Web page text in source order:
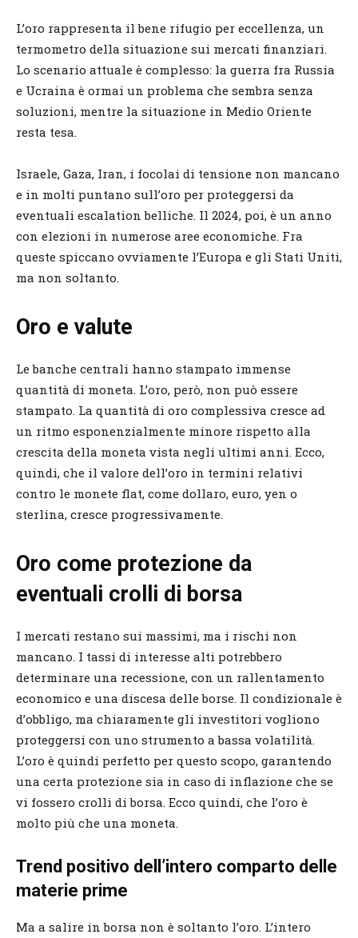
L’oro rappresenta il bene rifugio per eccellenza, un
termometro della situazione sui mercati finanziari.
Lo scenario attuale è complesso: la guerra fra Russia
e Ucraina è ormai un problema che sembra senza
soluzioni, mentre la situazione in Medio Oriente
resta tesa.
Israele, Gaza, Iran, i focolai di tensione non mancano
e in molti puntano sull’oro per proteggersi da
eventuali escalation belliche. Il 2024, poi, è un anno
con elezioni in numerose aree economiche. Fra
queste spiccano ovviamente l’Europa e gli Stati Uniti,
ma non soltanto.
Oro e valute
Le banche centrali hanno stampato immense
quantità di moneta. L’oro, però, non può essere
stampato. La quantità di oro complessiva cresce ad
un ritmo esponenzialmente minore rispetto alla
crescita della moneta vista negli ultimi anni. Ecco,
quindi, che il valore dell’oro in termini relativi
contro le monete flat, come dollaro, euro, yen o
sterlina, cresce progressivamente.
Oro come protezione da
eventuali crolli di borsa
I mercati restano sui massimi, ma i rischi non
mancano. I tassi di interesse alti potrebbero
determinare una recessione, con un rallentamento
economico e una discesa delle borse. Il condizionale è
d’obbligo, ma chiaramente gli investitori vogliono
proteggersi con uno strumento a bassa volatilità.
L’oro è quindi perfetto per questo scopo, garantendo
una certa protezione sia in caso di inflazione che se
vi fossero crolli di borsa. Ecco quindi, che l’oro è
molto più che una moneta.
Trend positivo dell’intero comparto delle
materie prime
Ma a salire in borsa non è soltanto l’oro. L’intero